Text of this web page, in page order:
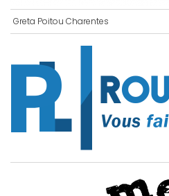
Greta Poitou Charentes